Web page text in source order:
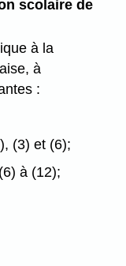
scolaire de
à la
à
:
(3) et (6);
à (12);